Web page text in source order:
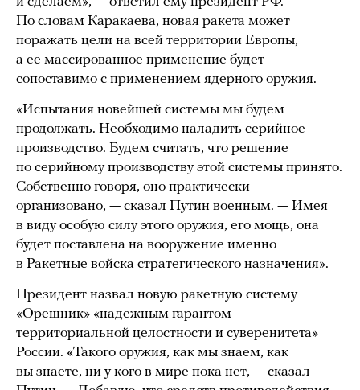
По словам Каракаева, новая ракета может
поражать цели на всей территории Европы,
а ее массированное применение будет
сопоставимо с применением ядерного оружия.
«Испытания новейшей системы мы будем
продолжать. Необходимо наладить серийное
производство. Будем считать, что решение
по серийному производству этой системы принято.
Собственно говоря, оно практически
организовано, — сказал Путин военным. — Имея
в виду особую силу этого оружия, его мощь, она
будет поставлена на вооружение именно
в Ракетные войска стратегического назначения».
Президент назвал новую ракетную систему
«Орешник» «надежным гарантом
территориальной целостности и суверенитета»
России. «Такого оружия, как мы знаем, как
вы знаете, ни у кого в мире пока нет, — сказал